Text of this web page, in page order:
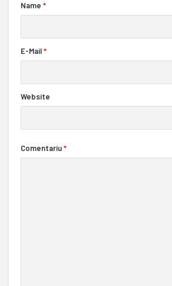
Name *
E-Mail*
Website
Comentariu*